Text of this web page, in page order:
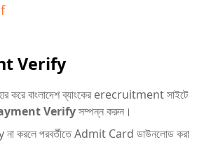
Verify
করে বাংলাদেশ ব্যাংকের erecruitment সাইটে
Verifyসম্পন্ন করুন।
করলে পরবর্তীতে Admit Card ডাউনলোড করা